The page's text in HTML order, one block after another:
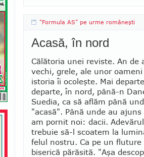
"Formula AS" pe urme româneşti
Acasă, în nord
Călătoria unei reviste. An de
vechi, grele, ale unor oameni
istoria îi ocoleşte. Mai
departe, în nord, până-n
Suedia, ca să aflăm până
"acasă". Până unde au ajuns
am pornit noi: dacii.
trebuie să-l scoatem la
felul nostru. Ca pe un
biserică părăsită. "Aşa